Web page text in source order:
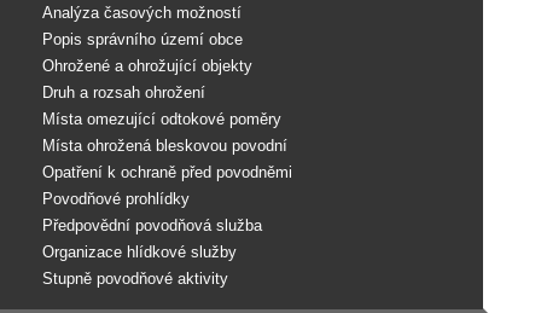
Analýza časových možností
Popis správního území obce
Ohrožené a ohrožující objekty
Druh a rozsah ohrožení
Místa omezující odtokové poměry
Místa ohrožená bleskovou povodní
Opatření k ochraně před povodněmi
Povodňové prohlídky
Předpovědní povodňová služba
Organizace hlídkové služby
Stupně povodňové aktivity